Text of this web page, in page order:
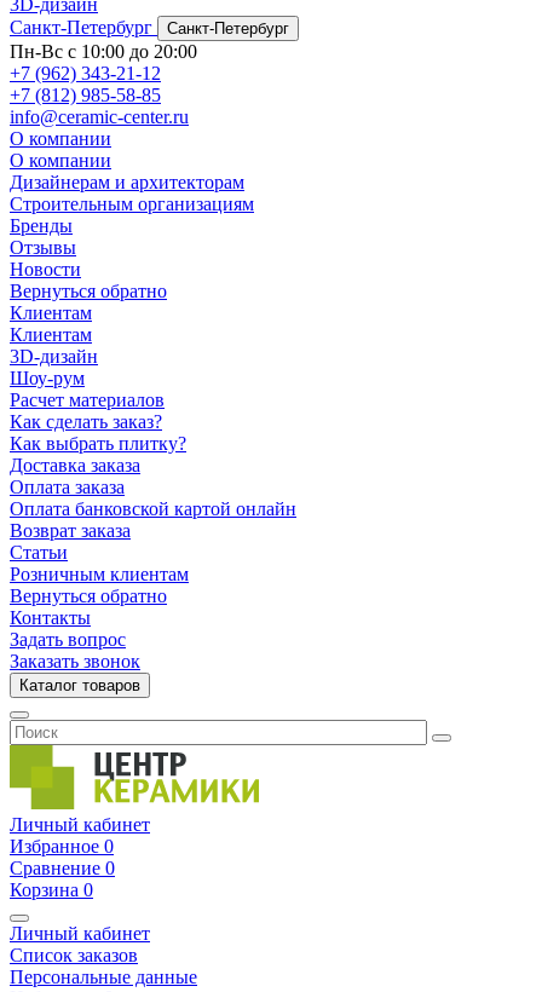
3D-дизайн
Санкт-Петербург
Санкт-Петербург
Пн-Вс с 10:00 до 20:00
+7 (962) 343-21-12
+7 (812) 985-58-85
info@ceramic-center.ru
О компании
О компании
Дизайнерам и архитекторам
Строительным организациям
Бренды
Отзывы
Новости
Вернуться обратно
Клиентам
Клиентам
3D-дизайн
Шоу-рум
Расчет материалов
Как сделать заказ?
Как выбрать плитку?
Доставка заказа
Оплата заказа
Оплата банковской картой онлайн
Возврат заказа
Статьи
Розничным клиентам
Вернуться обратно
Контакты
Задать вопрос
Заказать звонок
Каталог товаров
Личный кабинет
Избранное 0
Сравнение 0
Корзина 0
Личный кабинет
Список заказов
Персональные данные